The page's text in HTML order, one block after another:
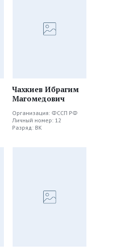
Чахкиев Ибрагим
Магомедович
Организация: ФССП РФ
Личный номер: 12
Разряд: ВК